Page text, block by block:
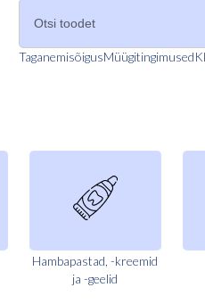
TaganemisõigusMüügitingimused
Hambapastad, -kreemid
ja -geelid